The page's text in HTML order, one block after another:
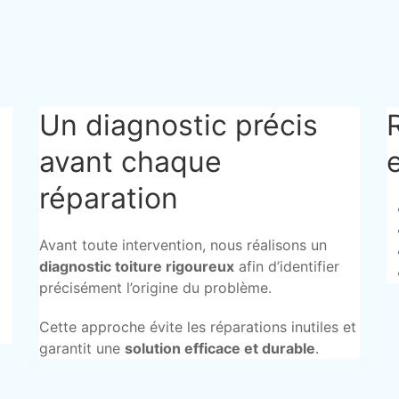
Un diagnostic précis
avant chaque
réparation
Avant toute intervention, nous réalisons un
diagnostic toiture rigoureuxafin d’identifier
précisément l’origine du problème.
Cette approche évite les réparations inutiles et
garantit une solution efficace et durable.